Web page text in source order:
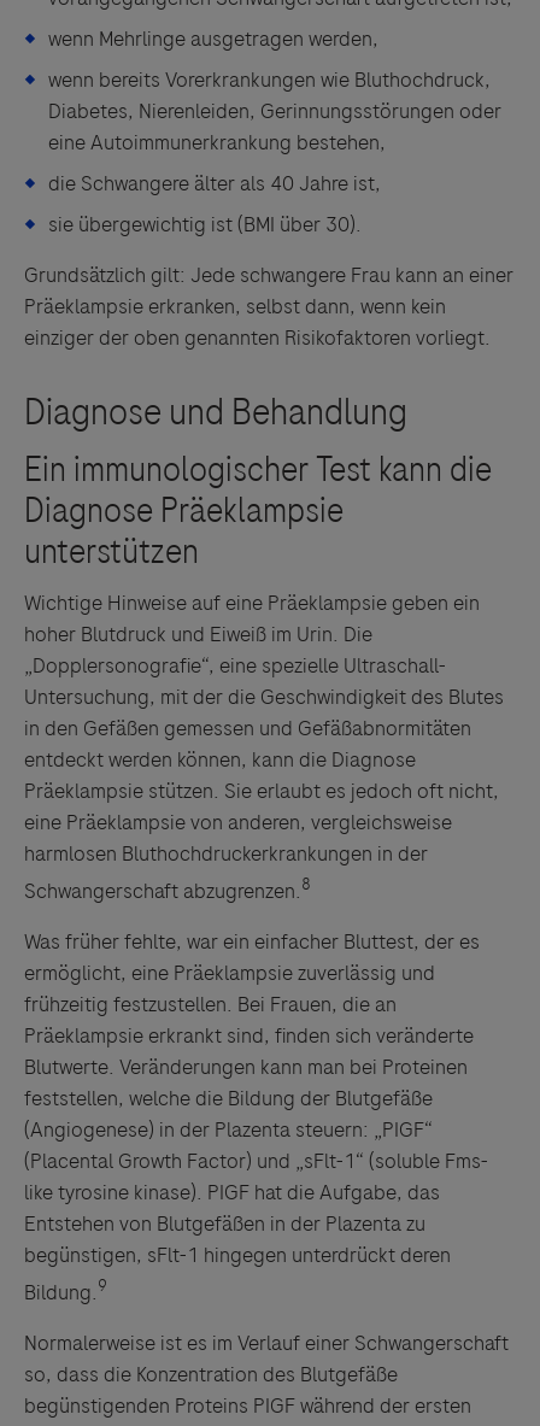
wenn Mehrlinge ausgetragen werden,
wenn bereits Vorerkrankungen wie Bluthochdruck,
Diabetes, Nierenleiden, Gerinnungsstörungen oder
eine Autoimmunerkrankung bestehen,
die Schwangere älter als 40 Jahre ist,
sie übergewichtig ist (BMI über 30).
Grundsätzlich gilt: Jede schwangere Frau kann an einer
Präeklampsie erkranken, selbst dann, wenn kein
einziger der oben genannten Risikofaktoren vorliegt.
Wichtige Hinweise auf eine Präeklampsie geben ein
hoher Blutdruck und Eiweiß im Urin. Die
„Dopplersonografie“, eine spezielle Ultraschall-
Untersuchung, mit der die Geschwindigkeit des Blutes
in den Gefäßen gemessen und Gefäßabnormitäten
entdeckt werden können, kann die Diagnose
Präeklampsie stützen. Sie erlaubt es jedoch oft nicht,
eine Präeklampsie von anderen, vergleichsweise
harmlosen Bluthochdruckerkrankungen in der
Schwangerschaft abzugrenzen.8
Was früher fehlte, war ein einfacher Bluttest, der es
ermöglicht, eine Präeklampsie zuverlässig und
frühzeitig festzustellen. Bei Frauen, die an
Präeklampsie erkrankt sind, finden sich veränderte
Blutwerte. Veränderungen kann man bei Proteinen
feststellen, welche die Bildung der Blutgefäße
(Angiogenese) in der Plazenta steuern: „PIGF“
(Placental Growth Factor) und „sFlt-1“ (soluble Fms-
like tyrosine kinase). PIGF hat die Aufgabe, das
Entstehen von Blutgefäßen in der Plazenta zu
begünstigen, sFlt-1 hingegen unterdrückt deren
Bildung.9
Normalerweise ist es im Verlauf einer Schwangerschaft
so, dass die Konzentration des Blutgefäße
begünstigenden Proteins PIGF während der ersten